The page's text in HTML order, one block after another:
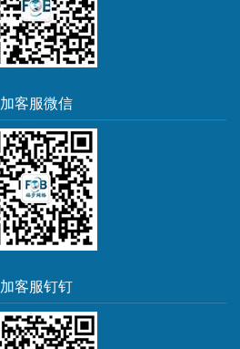
加客服微信
加客服钉钉